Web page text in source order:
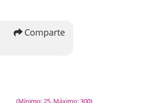
Comparte
(Mínimo: 25, Máximo: 300)